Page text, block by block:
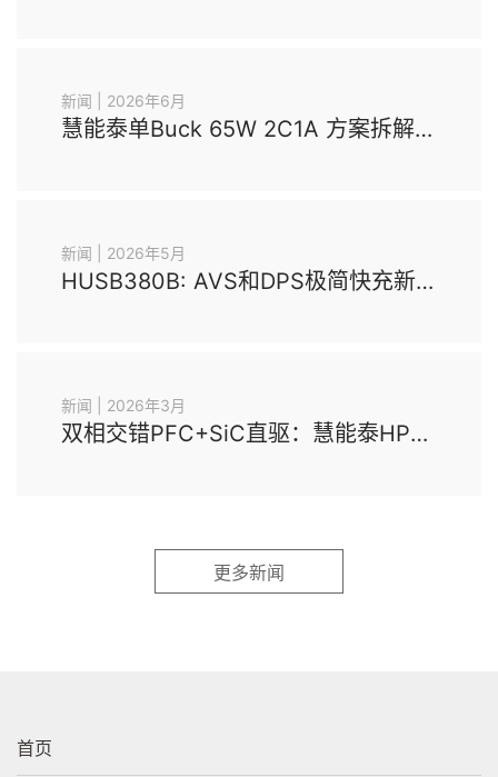
新闻 | 2026年6月
慧能泰单Buck 65W 2C1A 方案拆解：通讯直连、功率不降、外围极简
新闻 | 2026年5月
HUSB380B: AVS和DPS极简快充新标杆
新闻 | 2026年3月
双相交错PFC+SiC直驱：慧能泰HP1013A如何突破大功率电源的效率极限？
更多新闻
首页